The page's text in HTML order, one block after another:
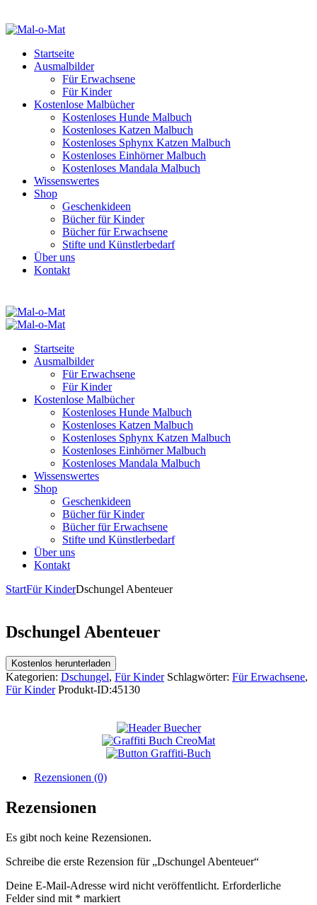
Startseite
Ausmalbilder
Für Erwachsene
Für Kinder
Kostenlose Malbücher
Kostenloses Hunde Malbuch
Kostenloses Katzen Malbuch
Kostenloses Sphynx Katzen Malbuch
Kostenloses Einhörner Malbuch
Kostenloses Mandala Malbuch
Wissenswertes
Shop
Geschenkideen
Bücher für Kinder
Bücher für Erwachsene
Stifte und Künstlerbedarf
Über uns
Kontakt
Startseite
Ausmalbilder
Für Erwachsene
Für Kinder
Kostenlose Malbücher
Kostenloses Hunde Malbuch
Kostenloses Katzen Malbuch
Kostenloses Sphynx Katzen Malbuch
Kostenloses Einhörner Malbuch
Kostenloses Mandala Malbuch
Wissenswertes
Shop
Geschenkideen
Bücher für Kinder
Bücher für Erwachsene
Stifte und Künstlerbedarf
Über uns
Kontakt
StartFür KinderDschungel Abenteuer
Dschungel Abenteuer
Kostenlos herunterladen
Kategorien: Dschungel, Für Kinder Schlagwörter: Für Erwachsene,
Für Kinder Produkt-ID:45130
Rezensionen (0)
Rezensionen
Es gibt noch keine Rezensionen.
Schreibe die erste Rezension für „Dschungel Abenteuer“
Deine E-Mail-Adresse wird nicht veröffentlicht. Erforderliche
Felder sind mit * markiert